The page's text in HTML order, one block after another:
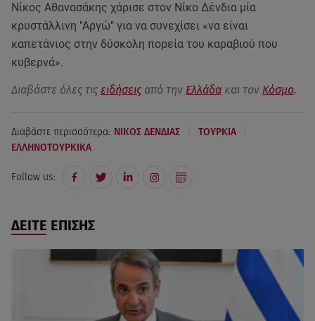
Νίκος Αθανασάκης χάρισε στον Νίκο Δένδια μία
κρυστάλλινη "Αργώ" για να συνεχίσει «να είναι
καπετάνιος στην δύσκολη πορεία του καραβιού που
κυβερνά».
Διαβάστε όλες τις ειδήσεις από την Ελλάδα και τον Κόσμο.
Διαβάστε περισσότερα: ΝΙΚΟΣ ΔΕΝΔΙΑΣ ΤΟΥΡΚΙΑ
ΕΛΛΗΝΟΤΟΥΡΚΙΚΑ
Follow us:
ΔΕΙΤΕ ΕΠΙΣΗΣ